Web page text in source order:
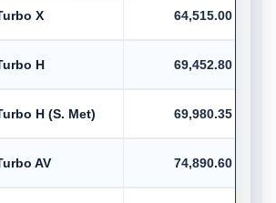
X 64,515.00
H 69,452.80
H (S. Met) 69,980.35
AV 74,890.60